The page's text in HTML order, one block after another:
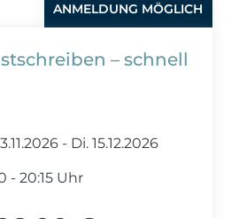
ANMELDUNG MÖGLICH
– schnell
- Di. 15.12.2026
- 20:15 Uhr